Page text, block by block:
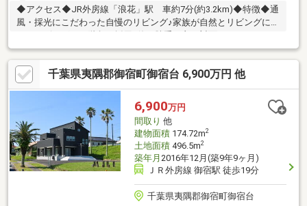
◆アクセス◆JR外房線「浪花」駅 車約7分(約3.2km)◆特徴◆通
風・採光にこだわった自慢のリビング♪家族が自然とリビングに集
チンにはゴミ出しに便利な勝手口もあります♪部屋ごとに設けた収
納は住みやすさへのこだわりです♪天候を気にせず洗濯物が干せる
嬉しいスペース「サンルーム」付き♪◆リフォーム内容◆全居室
クロス張替え、網戸張替えハウスクリーニング等◆周辺環境◆浪
花小学校 徒歩42分大原中学校 徒歩94分浪花保育所 徒歩12分
スーパーおおたや 車8分セブンイレブン 車6分たぶのき公園
徒歩10分
千葉県夷隅郡御宿町御宿台 6,900万円 他
6,900万円
間取り 他
建物面積174.72m2
土地面積496.5m2
築年月 2016年12月(築9年9ヶ月)
ＪＲ外房線 御宿駅 徒歩19分
千葉県夷隅郡御宿町御宿台